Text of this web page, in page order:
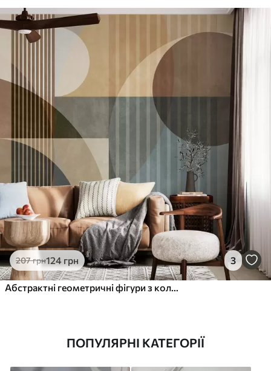
207грн124 грн 3
ПОПУЛЯРНІ КАТЕГОРІЇ